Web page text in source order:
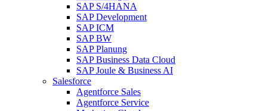
SAP S/4HANA
SAP Development
SAP ICM
SAP BW
SAP Planung
SAP Business Data Cloud
SAP Joule & Business AI
Salesforce
Agentforce Sales
Agentforce Service